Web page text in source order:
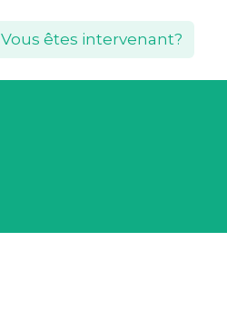
Vous êtes intervenant?